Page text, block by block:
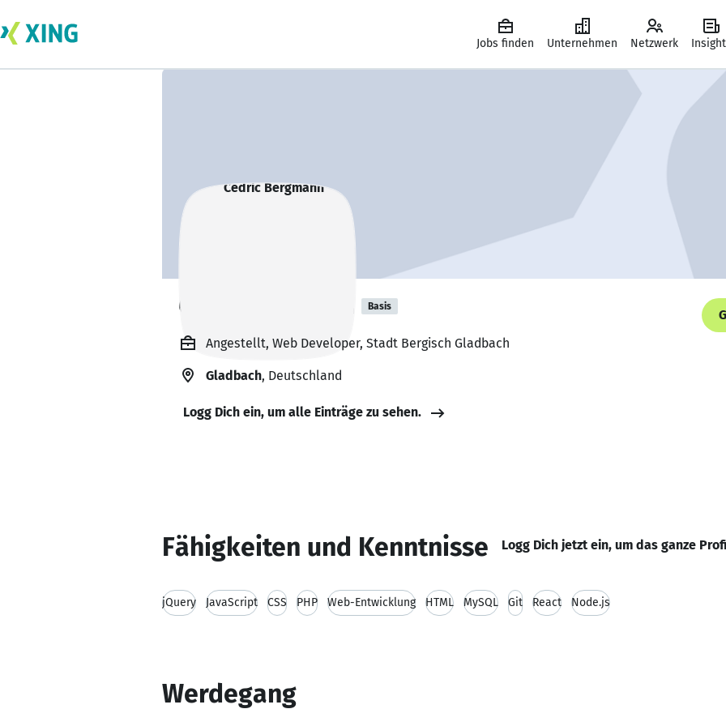
Jobs finden Unternehmen Netzwerk
Cedric Bergmann Basis
Angestellt, Web Developer, Stadt Bergisch Gladbach
Gladbach, Deutschland
Logg Dich ein, um alle Einträge zu sehen.
Fähigkeiten und Kenntnisse Logg Dich jetzt ein, um das ganze
jQuery JavaScript CSS PHP Web-Entwicklung HTML MySQL Git React Node.js
Werdegang